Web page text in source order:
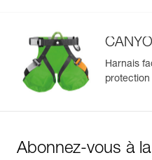
Gérer et inspecter
Importez et exportez
Harnais
Abonnez-vous à